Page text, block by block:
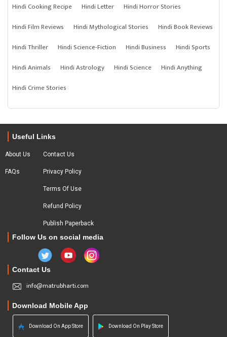
Hindi Cooking Recipe
Hindi Letter
Hindi Horror Stories
Hindi Film Reviews
Hindi Mythological Stories
Hindi Book Reviews
Hindi Thriller
Hindi Science-Fiction Hindi Business
Hindi Sports
Hindi Animals
Hindi Astrology Hindi Science
Hindi Anything
Hindi Crime Stories
Useful Links
About Us
FAQs
Contact Us
Privacy Policy
Terms Of Use
Refund Policy
Publish Paperback
Follow Us on social media
Contact Us
info@matrubharti.com
Download Mobile App
Download On App Store Download On Play Store